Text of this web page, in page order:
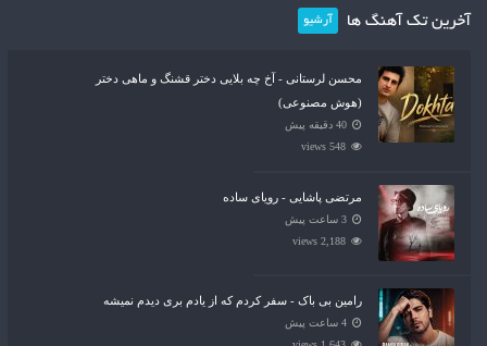
آخرین تک آهنگ ها آرشیو
محسن لرستانی - آخ چه بلایی دختر قشنگ و ماهی دختر
(هوش مصنوعی)
40 دقیقه پیش
548 views
مرتضی پاشایی - رویای ساده
3 ساعت پیش
2,188 views
رامین بی باک - سفر کردم که از یادم بری دیدم نمیشه
4 ساعت پیش